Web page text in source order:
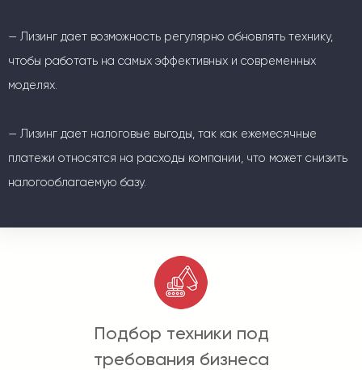
— Лизинг дает возможность регулярно обновлять технику,
чтобы работать на самых эффективных и современных
моделях.
— Лизинг дает налоговые выгоды, так как ежемесячные
платежи относятся на расходы компании, что может снизить
налогооблагаемую базу.
Подбор техники под
требования бизнеса